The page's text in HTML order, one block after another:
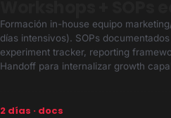
Formación in-house equipo
días intensivos). SOPs
experiment tracker, reporting
Handoff para internalizar growth
2 días · docs